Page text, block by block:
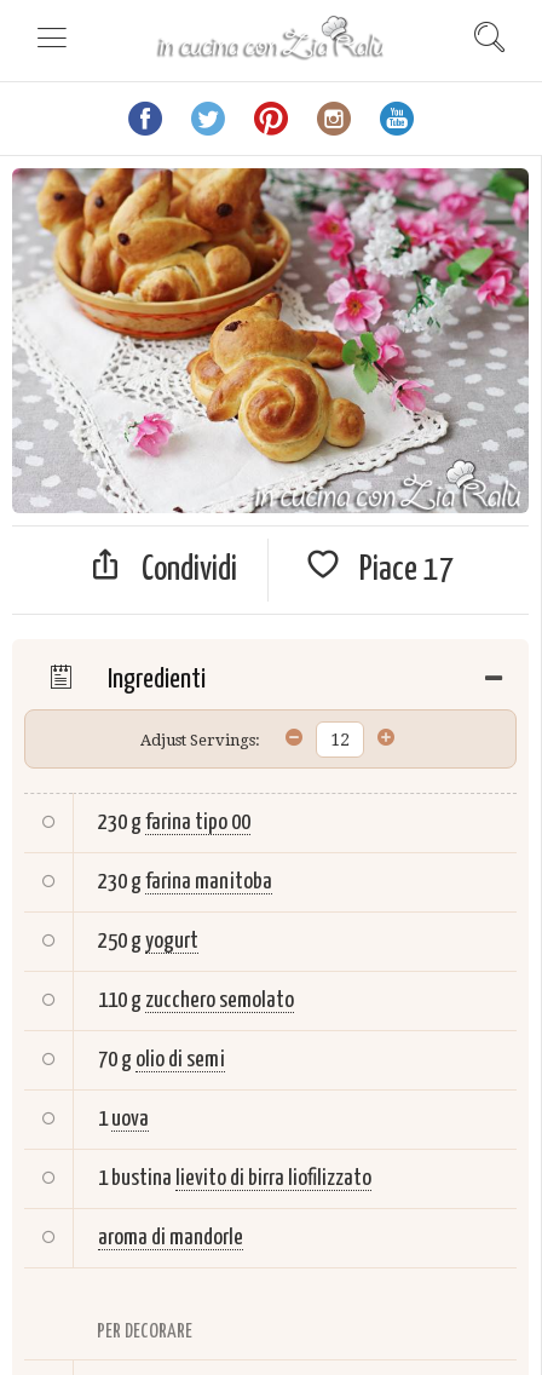
Condividi Piace 17
Ingredienti
Adjust Servings:
230 gfarina tipo 00
230 gfarina manitoba
250 gyogurt
110 g zucchero semolato
70 g olio di semi
1 uova
1 bustina lievito di birra liofilizzato
aroma di mandorle
PER DECORARE